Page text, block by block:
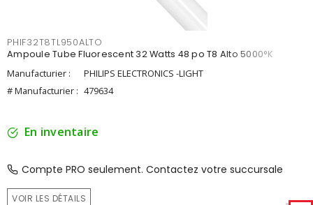
PHIF32T8TL950ALTO
Ampoule Tube Fluorescent 32 Watts 48 po T8 Alto 5000°K
Manufacturier :
PHILIPS ELECTRONICS -LIGHT
# Manufacturier : 479634
En inventaire
Compte PRO seulement. Contactez votre succursale
VOIR LES DÉTAILS